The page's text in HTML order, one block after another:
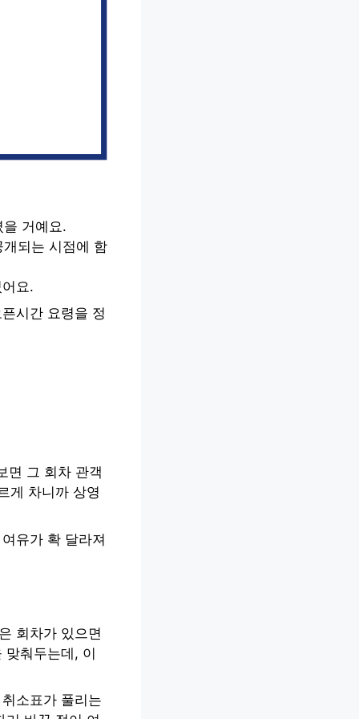
거예요.
되는 시점에 함
요.
시간 요령을 정
면 그 회차 관객
게 차니까 상영
유가 확 달라져
회차가 있으면
맞춰두는데, 이
소표가 풀리는